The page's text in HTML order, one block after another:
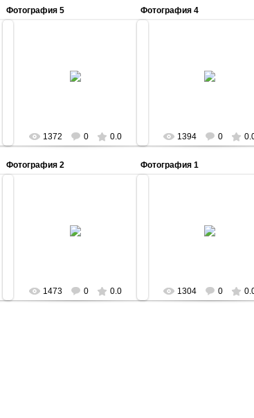
Фотография 5
1372 0 0.0
Фотография 4
1394 0
Фотография 2
1473 0 0.0
Фотография 1
1304 0